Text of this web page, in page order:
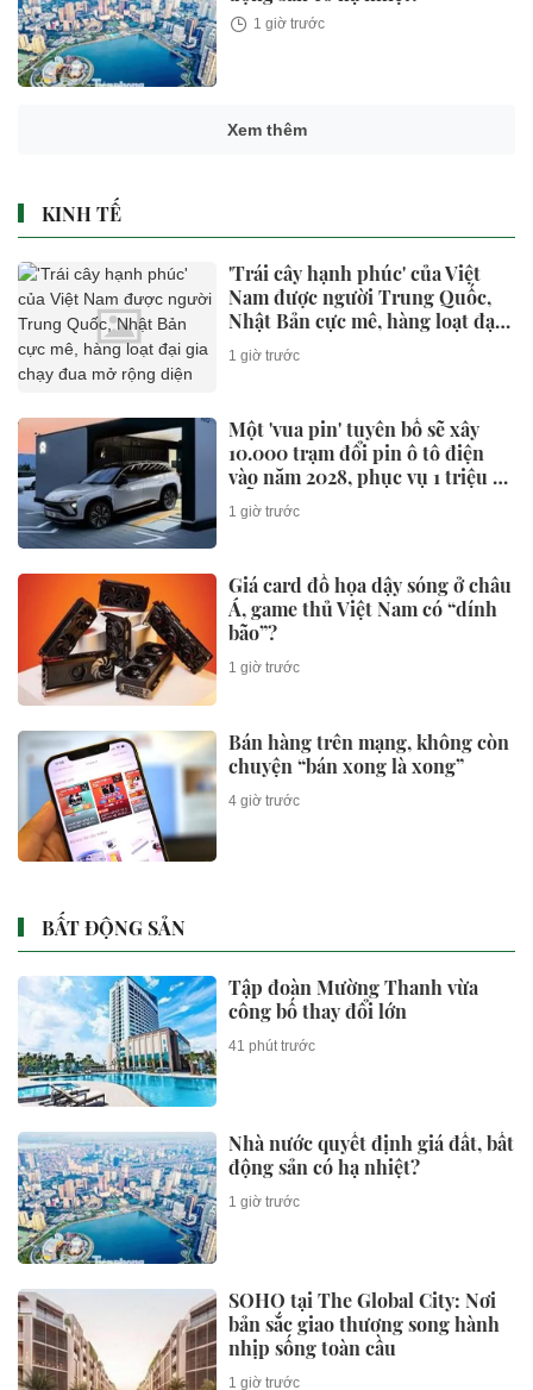
1 giờ trước
Xem thêm
KINH TẾ
'Trái cây hạnh phúc' của Việt
Nam được người Trung Quốc,
Nhật Bản cực mê, hàng loạt đại
gia chạy đua mở rộng diện tích
1 giờ trước
Một 'vua pin' tuyên bố sẽ xây
10.000 trạm đổi pin ô tô điện
vào năm 2028, phục vụ 1 triệu xe
mỗi ngày chỉ với 3 phút
1 giờ trước
Giá card đồ họa dậy sóng ở châu
Á, game thủ Việt Nam có “dính
bão”?
1 giờ trước
Bán hàng trên mạng, không còn
chuyện “bán xong là xong”
4 giờ trước
BẤT ĐỘNG SẢN
Tập đoàn Mường Thanh vừa
công bố thay đổi lớn
41 phút trước
Nhà nước quyết định giá đất, bất
động sản có hạ nhiệt?
1 giờ trước
SOHO tại The Global City: Nơi
bản sắc giao thương song hành
nhịp sống toàn cầu
1 giờ trước